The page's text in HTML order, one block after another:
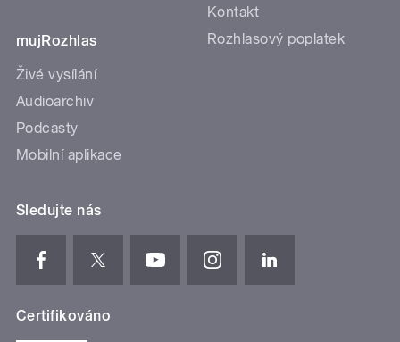
mujRozhlas
Živé vysílání
Audioarchiv
Podcasty
Mobilní aplikace
Kontakt
Rozhlasový poplatek
Sledujte nás
Certifikováno